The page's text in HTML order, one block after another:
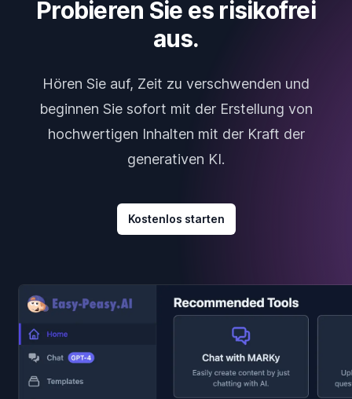
Probieren Sie es risikofrei
aus.
Hören Sie auf, Zeit zu verschwenden und
beginnen Sie sofort mit der Erstellung von
hochwertigen Inhalten mit der Kraft der
generativen KI.
Kostenlos starten